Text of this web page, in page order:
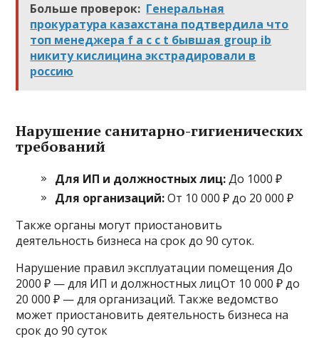
Больше проверок: Генеральная
прокуратура казахстана подтвердила что
топ менеджера f a c c t бывшая group ib
никиту кислицина экстрадировали в
россию
Нарушение санитарно-гигиенических
требований
Для ИП и должностных лиц:До 1000 ₽
Для организаций:От 10 000 ₽ до 20 000 ₽
Также органы могут приостановить
деятельность бизнеса на срок до 90 суток.
Нарушение правил эксплуатации помещения До
2000 ₽ — для ИП и должностных лицОт 10 000 ₽ до
20 000 ₽ — для организаций. Также ведомство
может приостановить деятельность бизнеса на
срок до 90 суток